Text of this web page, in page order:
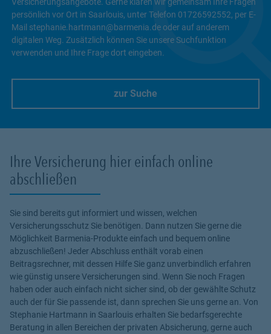
persönlich vor Ort in Saarlouis, unter Telefon 01726592552, per E-
Mail stephanie.hartmann@barmenia.de oder auf anderem
digitalen Weg. Zusätzlich können Sie unsere Suchfunktion
verwenden und Ihre Frage dort eingeben.
zur Suche
Ihre Versicherung hier einfach online
abschließen
Sie sind bereits gut informiert und wissen, welchen
Versicherungsschutz Sie benötigen. Dann nutzen Sie gerne die
Möglichkeit Barmenia-Produkte einfach und bequem online
abzuschließen! Jeder Abschluss enthält vorab einen
Beitragsrechner, mit dessen Hilfe Sie ganz unverbindlich erfahren
wie günstig unsere Versicherungen sind. Wenn Sie noch Fragen
haben oder auch einfach nicht sicher sind, ob der gewählte Schutz
auch der für Sie passende ist, dann sprechen Sie uns gerne an. Von
Stephanie Hartmann in Saarlouis erhalten Sie bedarfsgerechte
Beratung in allen Bereichen der privaten Absicherung, gerne auch